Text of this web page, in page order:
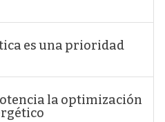
es una prioridad
la optimización